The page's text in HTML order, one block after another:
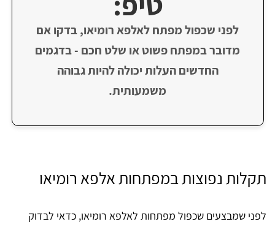
לפני שכפול מפתח לאלפא רומיאו, בדקו אם
מדובר במפתח פשוט או שלט חכם - בדגמים
החדשים העלות יכולה להיות גבוהה
משמעותית.
תקלות נפוצות במפתחות אלפא רומיאו
לפני שמבצעים שכפול מפתחות לאלפא רומיאו, כדאי לבדוק